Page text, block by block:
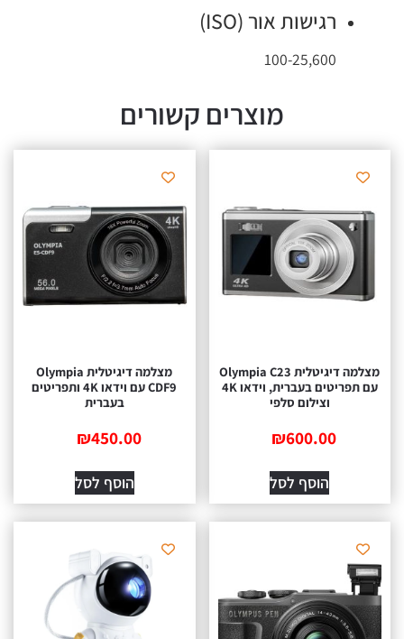
רגישות אור (ISO)
100-25,600
מוצרים קשורים
מצלמה דיגיטלית Olympia C23
עם תפריטים בעברית, וידאו 4K
וצילום סלפי
₪600.00
הוסף לסל
מצלמה דיגיטלית Olympia
CDF9 עם וידאו 4K ותפריטים
בעברית
₪450.00
הוסף לסל